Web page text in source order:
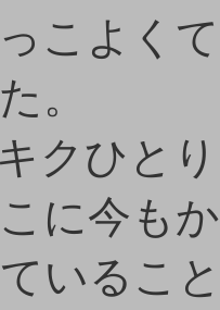
こよく
。
クひと
に今も
いるこ